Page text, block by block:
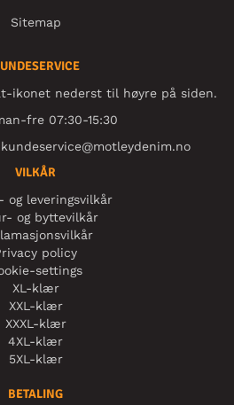
Sitemap
ikonet nederst til høyre på siden.
fre 07:30-15:30
kundeservice@motleydenim.no
VILKÅR
og leveringsvilkår
og byttevilkår
policy
settings
XL-klær
XXL-klær
XXXL-klær
4XL-klær
5XL-klær
BETALING